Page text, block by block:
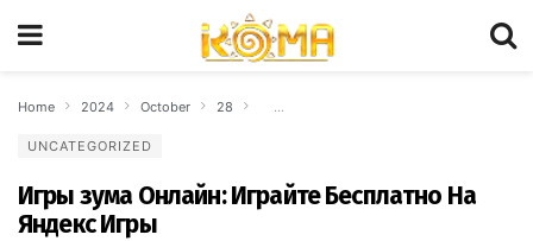
Home 2024 October 28 Игры зума Онлайн: Играйте Бесплатно
UNCATEGORIZED
Игры зума Онлайн: Играйте Бесплатно На
Яндекс Игры